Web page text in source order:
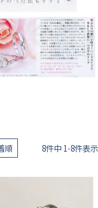
順 8件中 1-8件表示